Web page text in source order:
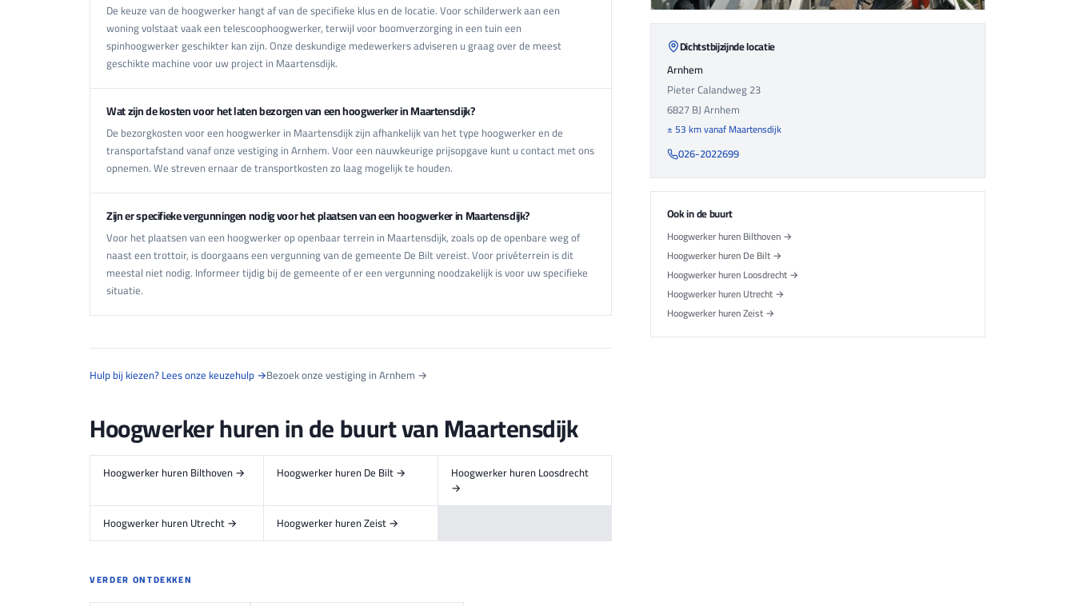
De keuze van de hoogwerker hangt af van de specifieke klus en de locatie. Voor schilderwerk aan een
woning volstaat vaak een telescoophoogwerker, terwijl voor boomverzorging in een tuin een
spinhoogwerker geschikter kan zijn. Onze deskundige medewerkers adviseren u graag over de meest
geschikte machine voor uw project in Maartensdijk.
Wat zijn de kosten voor het laten bezorgen van een hoogwerker in Maartensdijk?
De bezorgkosten voor een hoogwerker in Maartensdijk zijn afhankelijk van het type hoogwerker en de
transportafstand vanaf onze vestiging in Arnhem. Voor een nauwkeurige prijsopgave kunt u contact met ons
opnemen. We streven ernaar de transportkosten zo laag mogelijk te houden.
Zijn er specifieke vergunningen nodig voor het plaatsen van een hoogwerker in Maartensdijk?
Voor het plaatsen van een hoogwerker op openbaar terrein in Maartensdijk, zoals op de openbare weg of
naast een trottoir, is doorgaans een vergunning van de gemeente De Bilt vereist. Voor privéterrein is dit
meestal niet nodig. Informeer tijdig bij de gemeente of er een vergunning noodzakelijk is voor uw specifieke
situatie.
Hulp bij kiezen? Lees onze keuzehulp →Bezoek onze vestiging in Arnhem →
Hoogwerker huren in de buurt van Maartensdijk
Hoogwerker huren Bilthoven → Hoogwerker huren De Bilt → Hoogwerker huren Loosdrecht
→
Hoogwerker huren Utrecht →
Hoogwerker huren Zeist →
VERDER ONTDEKKEN
Dichtstbijzijnde locatie
Arnhem
Pieter Calandweg 23
6827 BJArnhem
± 53 km vanaf Maartensdijk
026-2022699
Ook in de buurt
Hoogwerker huren Bilthoven →
Hoogwerker huren De Bilt →
Hoogwerker huren Loosdrecht →
Hoogwerker huren Utrecht →
Hoogwerker huren Zeist →